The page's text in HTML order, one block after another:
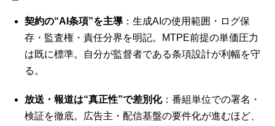
契約の“AI条項”を主導 ：生成AIの使用範囲・ログ保
存・監査権・責任分界を明記。MTPE前提の単価圧力
は既に標準。自分が監督者である条項設計が利幅を守
る。
放送・報道は“真正性”で差別化：番組単位での署名・
検証を徹底。広告主・配信基盤の要件化が進むほど、